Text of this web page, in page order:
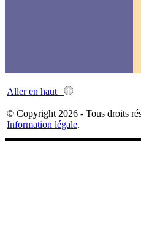
Aller en haut
© Copyright 2026 - Tous droits
Information légale.